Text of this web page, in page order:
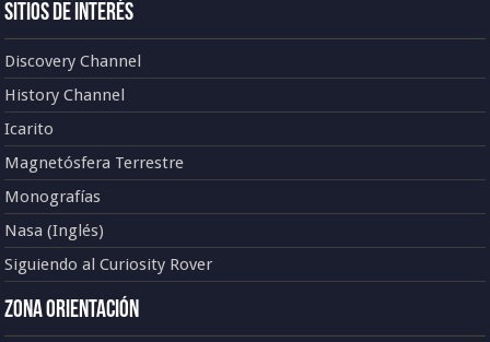
Sitios de Interés
Discovery Channel
History Channel
Icarito
Magnetósfera Terrestre
Monografías
Nasa (Inglés)
Siguiendo al Curiosity Rover
Zona Orientación